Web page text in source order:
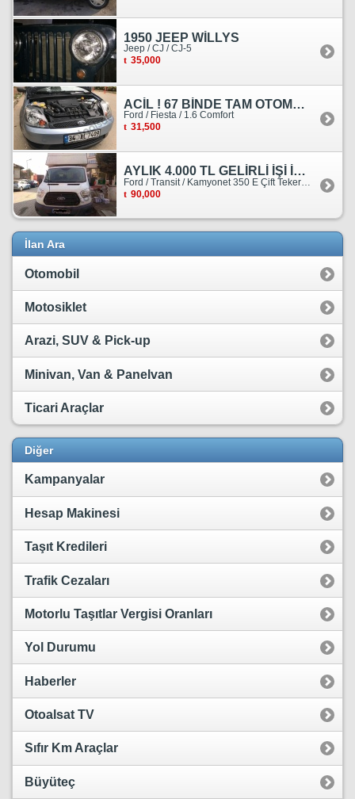
1950 JEEP WİLLYS
Jeep / CJ / CJ-5
35,000
ACİL ! 67 BİNDE TAM OTOMATİK FORD FİESTA
Ford / Fiesta / 1.6 Comfort
31,500
AYLIK 4.000 TL GELİRLİ İŞİ İLE BİRLİKTE SATILIKTIR.
90,000
İlan Ara
Otomobil
Motosiklet
Arazi, SUV & Pick-up
Minivan, Van & Panelvan
Ticari Araçlar
Diğer
Kampanyalar
Hesap Makinesi
Taşıt Kredileri
Trafik Cezaları
Motorlu Taşıtlar Vergisi Oranları
Yol Durumu
Haberler
Otoalsat TV
Sıfır Km Araçlar
Büyüteç